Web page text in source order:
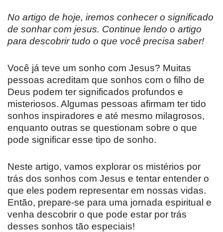
No artigo de hoje, iremos conhecer o significado
de sonhar com jesus. Continue lendo o artigo
para descobrir tudo o que você precisa saber!
Você já teve um sonho com Jesus? Muitas
pessoas acreditam que sonhos com o filho de
Deus podem ter significados profundos e
misteriosos. Algumas pessoas afirmam ter tido
sonhos inspiradores e até mesmo milagrosos,
enquanto outras se questionam sobre o que
pode significar esse tipo de sonho.
Neste artigo, vamos explorar os mistérios por
trás dos sonhos com Jesus e tentar entender o
que eles podem representar em nossas vidas.
Então, prepare-se para uma jornada espiritual e
venha descobrir o que pode estar por trás
desses sonhos tão especiais!